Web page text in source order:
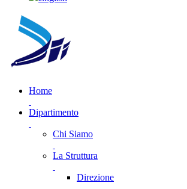
Home
Dipartimento
Chi Siamo
La Struttura
Direzione